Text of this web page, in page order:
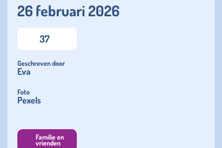
26 februari 2026
37
Geschreven door
Eva
Foto
Pexels
Familie en
vrienden